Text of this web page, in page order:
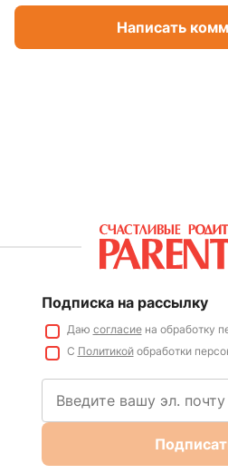
Написать
Подписка на рассылку
Даю согласиена обработку
С Политикойобработки